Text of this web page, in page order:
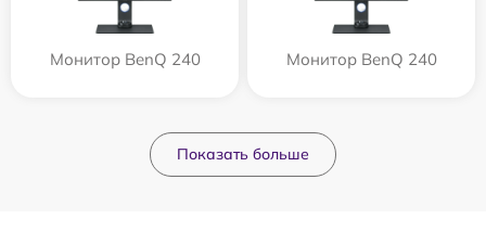
Монитор BenQ 240 Монитор BenQ 240
Показать больше